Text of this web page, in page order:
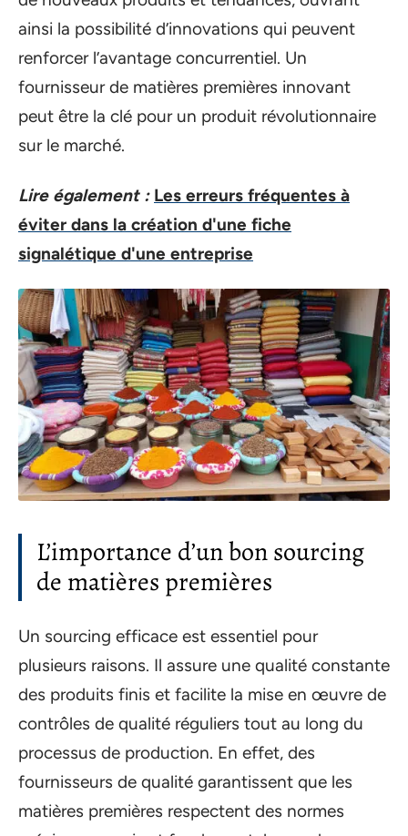
ainsi la possibilité d’innovations qui peuvent
renforcer l’avantage concurrentiel. Un
fournisseur de matières premières innovant
peut être la clé pour un produit révolutionnaire
sur le marché.
Lire également : Les erreurs fréquentes à
éviter dans la création d'une fiche
signalétique d'une entreprise
L’importance d’un bon sourcing
de matières premières
Un sourcing efficace est essentiel pour
plusieurs raisons. Il assure une qualité constante
des produits finis et facilite la mise en œuvre de
contrôles de qualité réguliers tout au long du
processus de production. En effet, des
fournisseurs de qualité garantissent que les
matières premières respectent des normes